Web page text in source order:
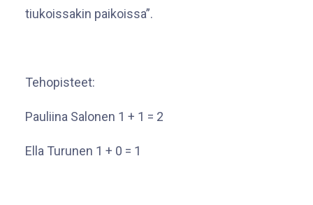
tiukoissakin paikoissa”.
Tehopisteet:
Pauliina Salonen 1 + 1 = 2
Ella Turunen 1 + 0 = 1